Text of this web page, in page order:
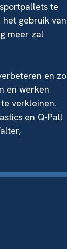
te
gebruik van
meer zal
en zo
en werken
verkleinen.
en Q-Pall